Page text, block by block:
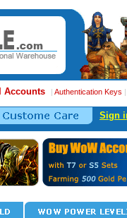
Accounts | Authentication Keys
Sign